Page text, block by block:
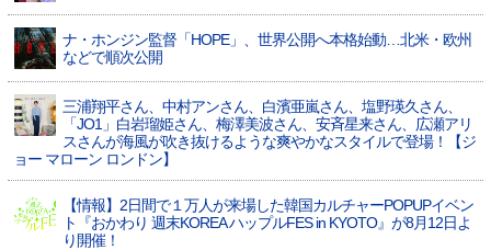
ナ・ホンジン監督「HOPE」、世界公開へ本格始動…北米・欧州
などで順次公開
三浦翔平さん、中村アンさん、白濱亜嵐さん、塩野瑛久さん、
「JO1」白岩瑠姫さん、梅澤美波さん、安斉星来さん、広瀬アリ
スさんが海風が吹き抜けるような爽やかなスタイルで登場！【ジ
ョー マローン ロンドン】
【情報】2日間で１万人が来場した韓国カルチャーPOPUPイベン
ト『おかわり 週末KOREA ハップルFES in KYOTO』が8月12日よ
り開催！